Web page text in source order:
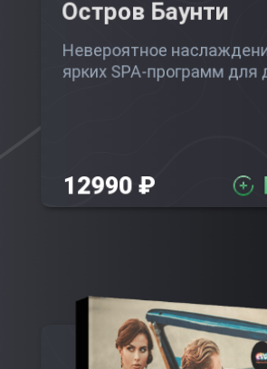
Остров Баунти
Невероятное
ярких SPA-программ для
12990 ₽